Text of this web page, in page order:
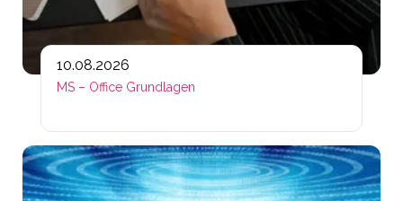
10.08.2026
MS – Office Grundlagen